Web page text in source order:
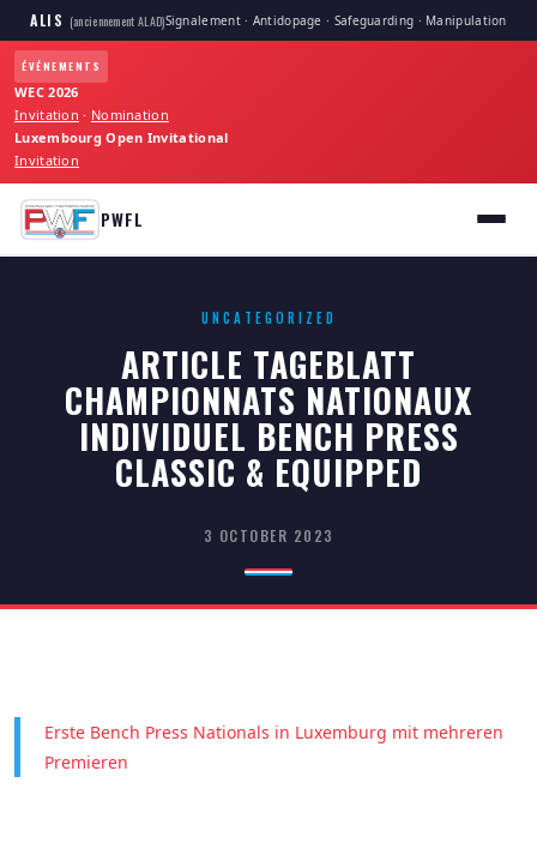
ALIS (anciennement ALAD)Signalement · Antidopage · Safeguarding · Manipulation
ÉVÉNEMENTS
WEC 2026
Invitation · Nomination
Luxembourg Open Invitational
Invitation
PWFL
UNCATEGORIZED
ARTICLE TAGEBLATT
CHAMPIONNATS NATIONAUX
INDIVIDUEL BENCH PRESS
CLASSIC & EQUIPPED
3 OCTOBER 2023
Erste Bench Press Nationals in Luxemburg mit mehreren
Premieren